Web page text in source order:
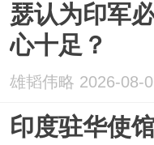
瑟认为印军
心十足？
雄韬伟略 2026-08-
印度驻华使